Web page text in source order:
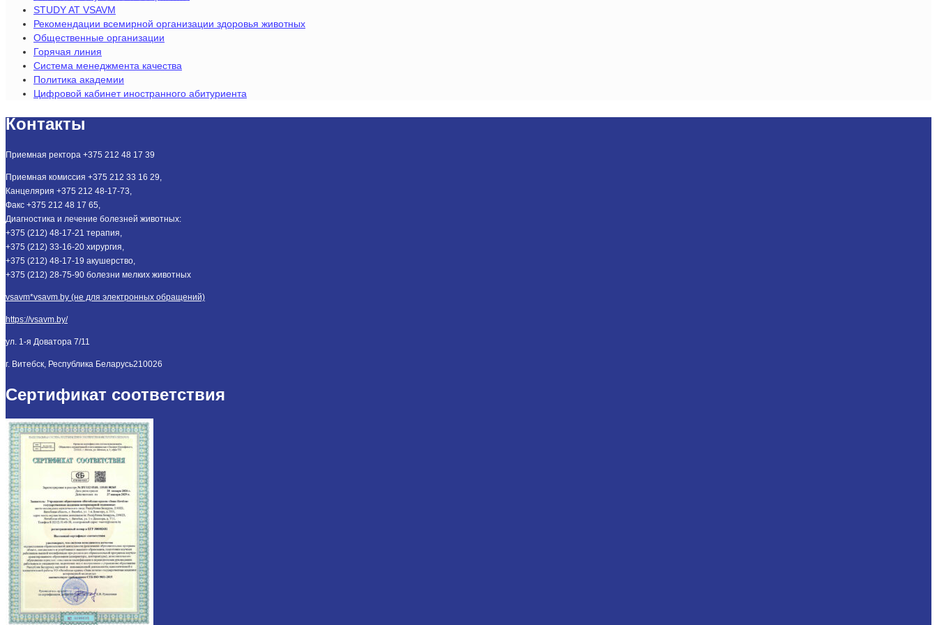
STUDY AT VSAVM
Рекомендации всемирной организации здоровья животных
Общественные организации
Горячая линия
Система менеджмента качества
Политика академии
Цифровой кабинет иностранного абитуриента
Контакты
Приемная ректора +375 212 48 17 39
Приемная комиссия +375 212 33 16 29,
Канцелярия +375 212 48-17-73,
Факс +375 212 48 17 65,
Диагностика и лечение болезней животных:
+375 (212) 48-17-21 терапия,
+375 (212) 33-16-20 хирургия,
+375 (212) 48-17-19 акушерство,
+375 (212) 28-75-90 болезни мелких животных
vsavm*vsavm.by (не для электронных обращений)
https://vsavm.by/
ул. 1-я Доватора 7/11
г. Витебск, Республика Беларусь210026
Сертификат соответствия